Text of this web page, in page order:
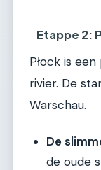
Etappe 2:
Płock is
rivier. De
Warschau.
De
de oude